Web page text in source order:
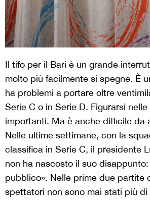
Il tifo per il Bari è un grande
molto più facilmente si spegne. È
ha problemi a portare oltre
Serie C o in Serie D. Figurarsi
importanti. Ma è anche difficile da
Nelle ultime settimane, con la
classifica in Serie C, il presidente
non ha nascosto il suo
pubblico». Nelle prime due partite
spettatori non sono mai stati più di